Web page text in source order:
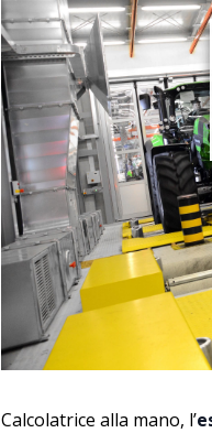
Calcolatrice alla mano, l’